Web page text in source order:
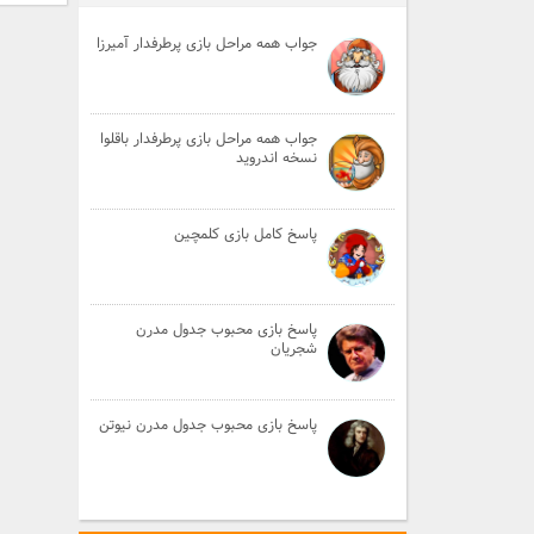
جواب همه مراحل بازی پرطرفدار آمیرزا
جواب همه مراحل بازی پرطرفدار باقلوا
نسخه اندروید
پاسخ کامل بازی کلمچین
پاسخ بازی محبوب جدول مدرن
شجریان
پاسخ بازی محبوب جدول مدرن نیوتن